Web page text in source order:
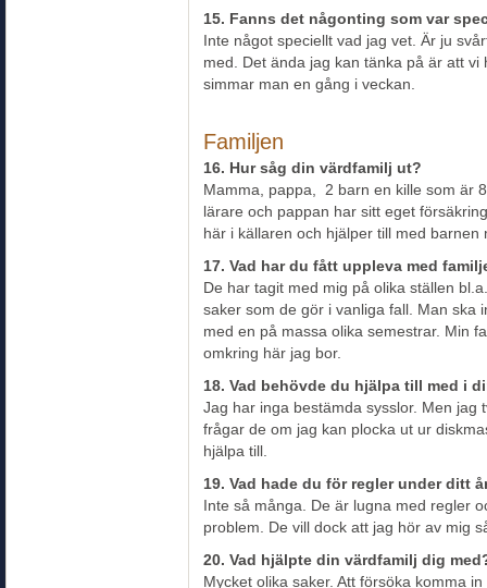
15. Fanns det någonting som var
Inte något speciellt vad jag vet. Är ju
med. Det ända jag kan tänka på är att
simmar man en gång i veckan.
Familjen
16. Hur såg din värdfamilj ut?
Mamma, pappa, 2 barn en kille som är
lärare och pappan har sitt eget
här i källaren och hjälper till med barnen
17. Vad har du fått uppleva med
De har tagit med mig på olika ställen
saker som de gör i vanliga fall. Man ska
med en på massa olika semestrar. Min
omkring här jag bor.
18. Vad behövde du hjälpa till med i
Jag har inga bestämda sysslor. Men jag
frågar de om jag kan plocka ut ur
hjälpa till.
19. Vad hade du för regler under ditt
Inte så många. De är lugna med regler
problem. De vill dock att jag hör av mig
20. Vad hjälpte din värdfamilj dig
Mycket olika saker. Att försöka komma